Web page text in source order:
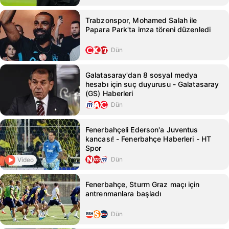
Trabzonspor, Mohamed Salah ile
Papara Park'ta imza töreni düzenledi
Dün
Galatasaray'dan 8 sosyal medya
hesabı için suç duyurusu - Galatasaray
(GS) Haberleri
Dün
Video
Fenerbahçeli Ederson'a Juventus
kancası! - Fenerbahçe Haberleri - HT
Spor
Dün
Fenerbahçe, Sturm Graz maçı için
antrenmanlara başladı
Dün